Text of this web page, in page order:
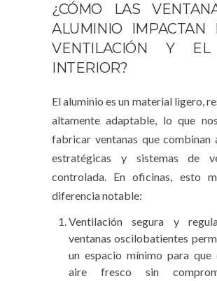
¿CÓMO LAS
ALUMINIO IMPACTAN
VENTILACIÓN Y
INTERIOR?
El aluminio es un material ligero,
altamente adaptable, lo que
fabricar ventanas que combinan
estratégicas y sistemas de
controlada. En oficinas, esto
diferencia notable:
Ventilación segura y
ventanas oscilobatientes
un espacio mínimo para que
aire fresco sin